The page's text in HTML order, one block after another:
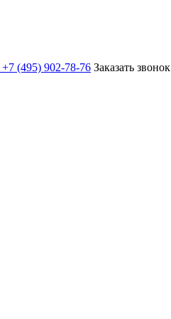
+7 (495) 902-78-76 Заказать звонок